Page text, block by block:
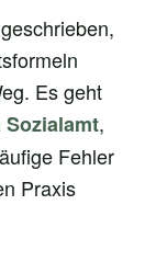
Es geht
,
Fehler
Praxis